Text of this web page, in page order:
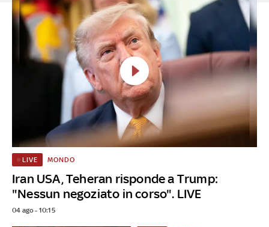
Iran USA, Teheran risponde a Trump:
"Nessun negoziato in corso". LIVE
LIVE MONDO
04 ago - 10:15